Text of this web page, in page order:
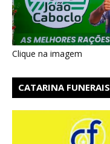
Clique na imagem
CATARINA FUNERAIS